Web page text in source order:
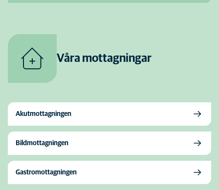
Våra mottagningar
Akutmottagningen
Bildmottagningen
Gastromottagningen